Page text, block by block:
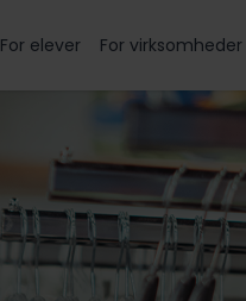
For elever For virksomheder